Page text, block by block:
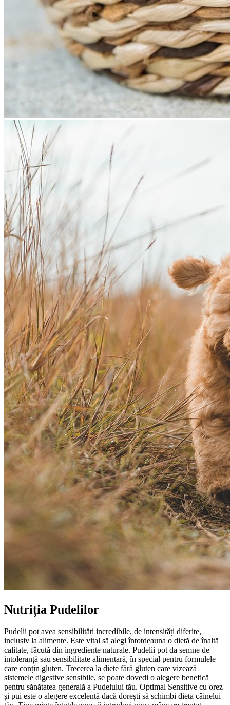
Nutriția Pudelilor
Pudelii pot avea sensibilități incredibile, de intensități diferite,
inclusiv la alimente. Este vital să alegi întotdeauna o dietă de înaltă
calitate, făcută din ingrediente naturale. Pudelii pot da semne de
intoleranță sau sensibilitate alimentară, în special pentru formulele
care conțin gluten. Trecerea la diete fără gluten care vizează
sistemele digestive sensibile, se poate dovedi o alegere benefică
pentru sănătatea generală a Pudelului tău. Optimal Sensitive cu orez
și pui este o alegere excelentă dacă dorești să schimbi dieta câinelui